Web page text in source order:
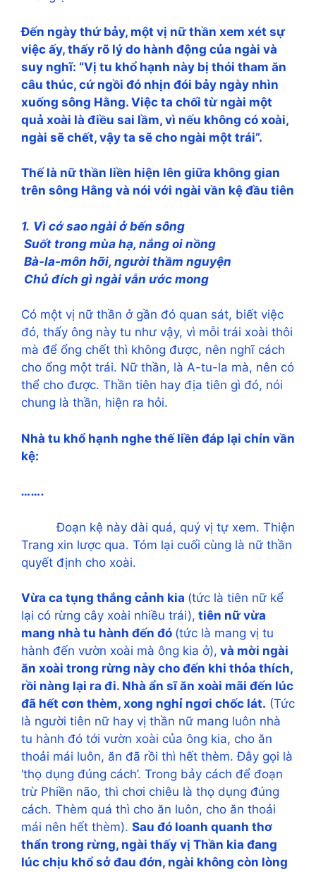
Ðến ngày thứ bảy, một vị nữ thần xem xét sự
việc ấy, thấy rõ lý do hành động của ngài và
suy nghĩ: “Vị tu khổ hạnh này bị thói tham ăn
câu thúc, cứ ngồi đó nhịn đói bảy ngày nhìn
xuống sông Hằng. Việc ta chối từ ngài một
quả xoài là điều sai lầm, vì nếu không có xoài,
ngài sẽ chết, vậy ta sẽ cho ngài một trái”.
Thế là nữ thần liền hiện lên giữa không gian
trên sông Hằng và nói với ngài vần kệ đầu tiên
1. Vì cớ sao ngài ở bến sông
Suốt trong mùa hạ, nắng oi nồng
Bà-la-môn hỡi, người thầm nguyện
Chủ đích gì ngài vẫn ước mong
Có một vị nữ thần ở gần đó quan sát, biết việc
đó, thấy ông này tu như vậy, vì mỗi trái xoài thôi
mà để ổng chết thì không được, nên nghĩ cách
cho ổng một trái. Nữ thần, là A-tu-la mà, nên có
thể cho được. Thần tiên hay địa tiên gì đó, nói
chung là thần, hiện ra hỏi.
Nhà tu khổ hạnh nghe thế liền đáp lại chín vần
kệ:
…….
Đoạn kệ này dài quá, quý vị tự xem. Thiện
Trang xin lược qua. Tóm lại cuối cùng là nữ thần
quyết định cho xoài.
Vừa ca tụng thắng cảnh kia (tức là tiên nữ kể
lại có rừng cây xoài nhiều trái), tiên nữ vừa
mang nhà tu hành đến đó (tức là mang vị tu
hành đến vườn xoài mà ông kia ở), và mời ngài
ăn xoài trong rừng này cho đến khi thỏa thích,
rồi nàng lại ra đi. Nhà ẩn sĩ ăn xoài mãi đến lúc
đã hết cơn thèm, xong nghỉ ngơi chốc lát. (Tức
là người tiên nữ hay vị thần nữ mang luôn nhà
tu hành đó tới vườn xoài của ông kia, cho ăn
thoải mái luôn, ăn đã rồi thì hết thèm. Đây gọi là
‘thọ dụng đúng cách’. Trong bảy cách để đoạn
trừ Phiền não, thì chơi chiêu là thọ dụng đúng
cách. Thèm quá thì cho ăn luôn, cho ăn thoải
mái nên hết thèm). Sau đó loanh quanh thơ
thẩn trong rừng, ngài thấy vị Thần kia đang
lúc chịu khổ sở đau đớn, ngài không còn lòng